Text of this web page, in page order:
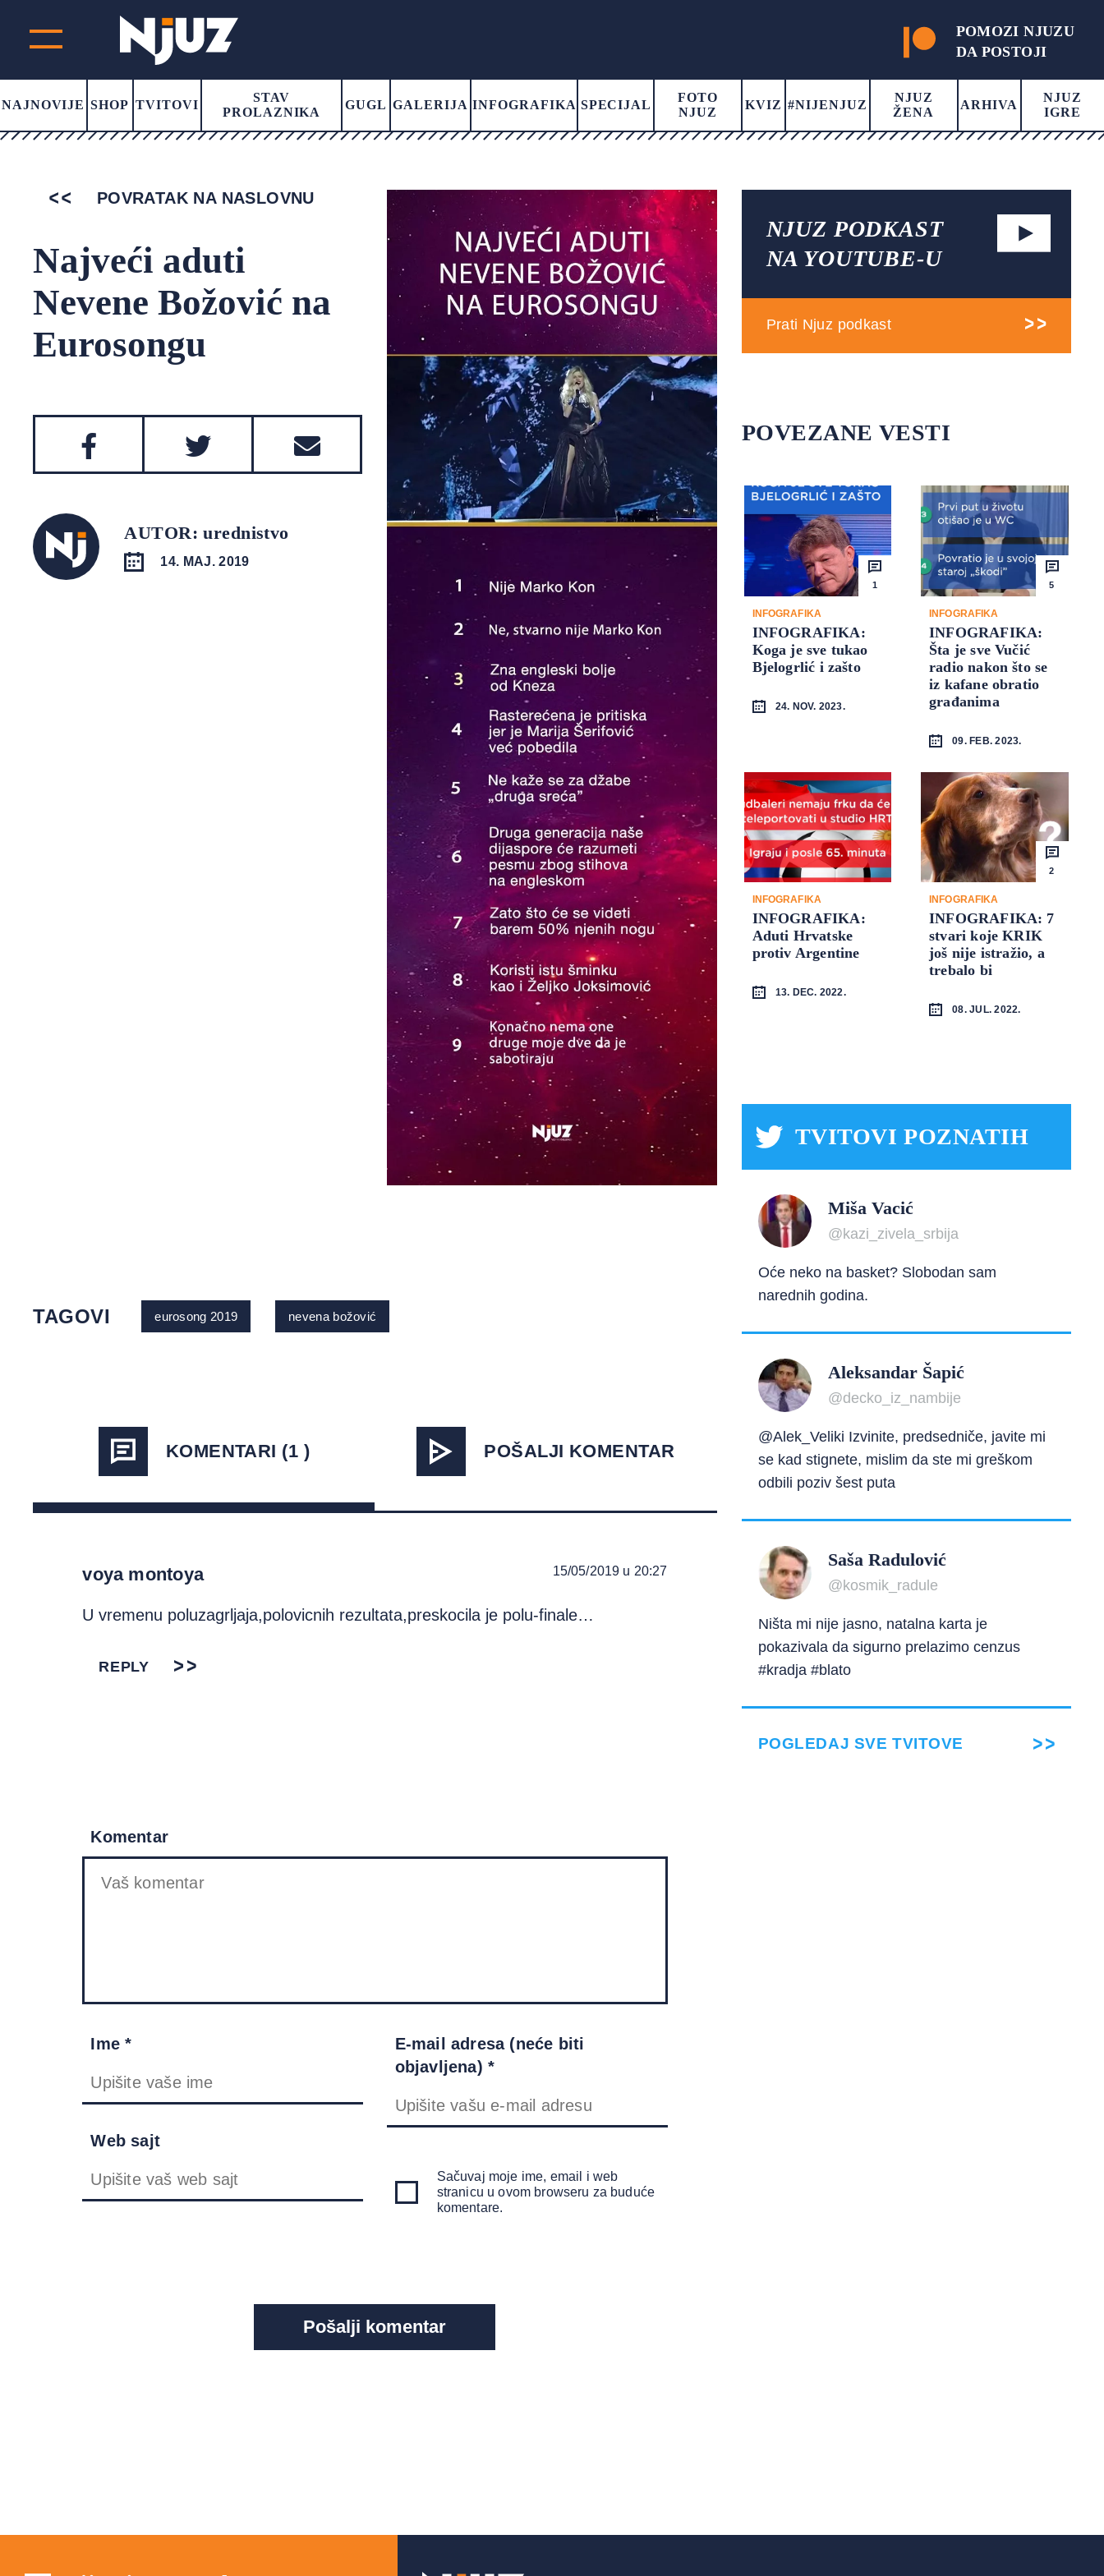
POMOZI NJUZU
DA POSTOJI
NAJNOVIJE SHOP TVITOVI
STAV
PROLAZNIKA
GUGL GALERIJA INFOGRAFIKA SPECIJAL
FOTO
NJUZ
KVIZ #NIJENJUZ
NJUZ
ŽENA
ARHIVA
NJUZ
IGRE
POVRATAK NA NASLOVNU
Najveći aduti
Nevene Božović na
Eurosongu
AUTOR: urednistvo
14. MAJ. 2019
TAGOVI eurosong 2019 nevena božović
KOMENTARI (1 ) POŠALJI KOMENTAR
voya montoya 15/05/2019 u 20:27
U vremenu poluzagrljaja,polovicnih rezultata,preskocila je polu-finale…
REPLY
Komentar
Ime *
E-mail adresa (neće biti
objavljena) *
Web sajt
Sačuvaj moje ime, email i web
stranicu u ovom browseru za buduće
komentare.
NJUZ PODKAST
NA YOUTUBE-U
Prati Njuz podkast
POVEZANE VESTI
1
INFOGRAFIKA
INFOGRAFIKA:
Koga je sve tukao
Bjelogrlić i zašto
24. NOV. 2023.
5
INFOGRAFIKA
INFOGRAFIKA:
Šta je sve Vučić
radio nakon što se
iz kafane obratio
građanima
09. FEB. 2023.
INFOGRAFIKA
INFOGRAFIKA:
Aduti Hrvatske
protiv Argentine
13. DEC. 2022.
2
INFOGRAFIKA
INFOGRAFIKA: 7
stvari koje KRIK
još nije istražio, a
trebalo bi
08. JUL. 2022.
TVITOVI POZNATIH
Miša Vacić
@kazi_zivela_srbija
Oće neko na basket? Slobodan sam
narednih godina.
Aleksandar Šapić
@decko_iz_nambije
@Alek_Veliki Izvinite, predsedniče, javite mi
se kad stignete, mislim da ste mi greškom
odbili poziv šest puta
Saša Radulović
@kosmik_radule
Ništa mi nije jasno, natalna karta je
pokazivala da sigurno prelazimo cenzus
#kradja #blato
POGLEDAJ SVE TVITOVE